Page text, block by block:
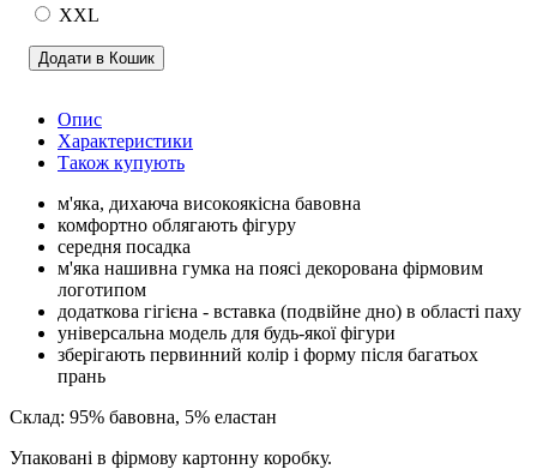
XXL
Додати в Кошик
Опис
Характеристики
Також купують
м'яка, дихаюча високоякісна бавовна
комфортно облягають фігуру
середня посадка
м'яка нашивна гумка на поясі декорована фірмовим
логотипом
додаткова гігієна - вставка (подвійне дно) в області паху
універсальна модель для будь-якої фігури
зберігають первинний колір і форму після багатьох
прань
Склад: 95% бавовна, 5% еластан
Упаковані в фірмову картонну коробку.